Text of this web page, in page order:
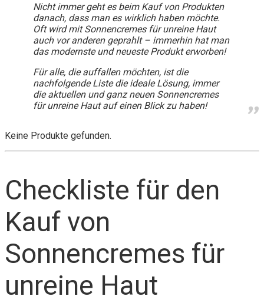
Nicht immer geht es beim Kauf von Produkten
danach, dass man es wirklich haben möchte.
Oft wird mit Sonnencremes für unreine Haut
auch vor anderen geprahlt – immerhin hat man
das modernste und neueste Produkt erworben!
Für alle, die auffallen möchten, ist die
nachfolgende Liste die ideale Lösung, immer
die aktuellen und ganz neuen Sonnencremes
für unreine Haut auf einen Blick zu haben!
Keine Produkte gefunden.
Checkliste für den
Kauf von
Sonnencremes für
unreine Haut